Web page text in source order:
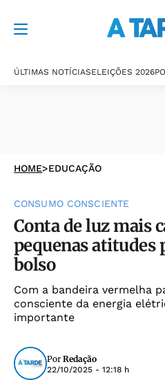
ÚLTIMAS NOTÍCIASELEIÇÕES 2026
HOME>EDUCAÇÃO
CONSUMO CONSCIENTE
Conta de luz mais
pequenas atitudes
bolso
Com a bandeira vermelha
consciente da energia
importante
Por Redação
22/10/2025 - 12:18 h